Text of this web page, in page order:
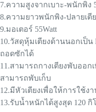
7.ความสูงจากเบาะ-พนักพิง
8.ความยาวพนักพิง-ปลายเตีย
9.มอเตอร์ 55Watt
10.วัสดุหุ้มเตียงด้านนอกเป็
ถอดซักได้
11.สามารถกางเตียงพับออ
สามารถพับเก็บ
12.มีหัวเตียงเพื่อให้การใช้ง
13.รับน้ำหนักได้สูงสุด 120 กิ